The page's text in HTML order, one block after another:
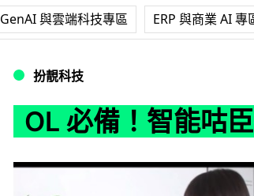
GenAI 與雲端科技專區 ERP 與商業 AI 專
扮靚科技
OL 必備！智能咕